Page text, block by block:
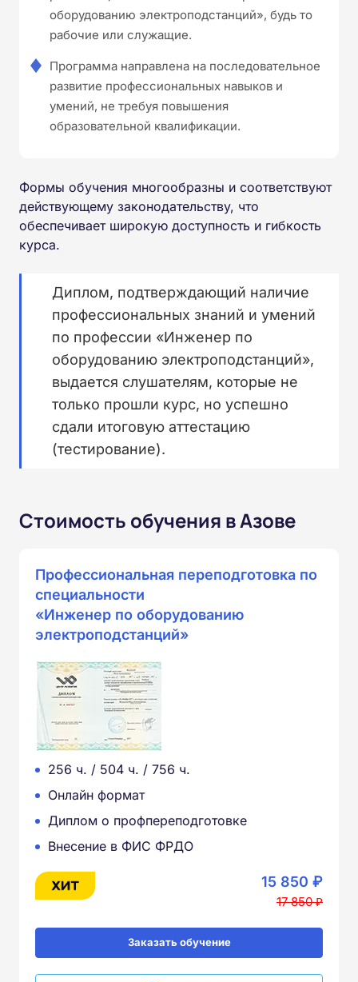
оборудованию электроподстанций», будь то
рабочие или служащие.
Программа направлена на последовательное
развитие профессиональных навыков и
умений, не требуя повышения
образовательной квалификации.
Формы обучения многообразны и соответствуют
действующему законодательству, что
обеспечивает широкую доступность и гибкость
курса.
Диплом, подтверждающий наличие
профессиональных знаний и умений
по профессии «Инженер по
оборудованию электроподстанций»,
выдается слушателям, которые не
только прошли курс, но успешно
сдали итоговую аттестацию
(тестирование).
Стоимость обучения в Азове
Профессиональная переподготовка по
специальности
«Инженер по оборудованию
электроподстанций»
256 ч. / 504 ч. / 756 ч.
Онлайн формат
Диплом о профпереподготовке
Внесение в ФИС ФРДО
15 850 ₽
17 850 ₽
Заказать обучение